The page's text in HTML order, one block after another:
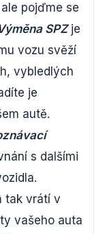
pojďme se
SPZje
vozu svěží
vybledlých
je
autě.
s dalšími
tak vrátí v
vašeho auta